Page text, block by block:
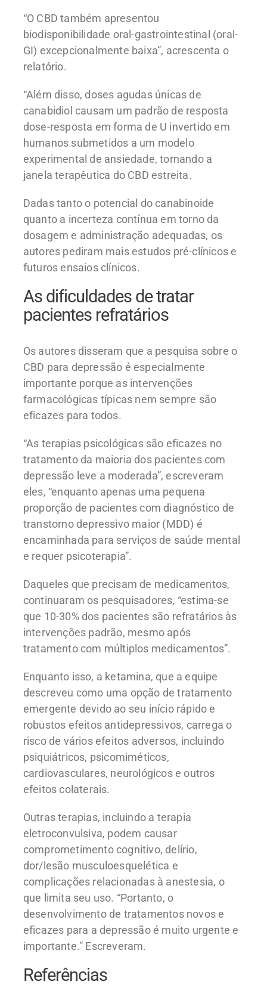
“O CBD também apresentou
biodisponibilidade oral-gastrointestinal (oral-
GI) excepcionalmente baixa”, acrescenta o
relatório.
“Além disso, doses agudas únicas de
canabidiol causam um padrão de resposta
dose-resposta em forma de U invertido em
humanos submetidos a um modelo
experimental de ansiedade, tornando a
janela terapêutica do CBD estreita.
Dadas tanto o potencial do canabinoide
quanto a incerteza contínua em torno da
dosagem e administração adequadas, os
autores pediram mais estudos pré-clínicos e
futuros ensaios clínicos.
As dificuldades de tratar
pacientes refratários
Os autores disseram que a pesquisa sobre o
CBD para depressão é especialmente
importante porque as intervenções
farmacológicas típicas nem sempre são
eficazes para todos.
“As terapias psicológicas são eficazes no
tratamento da maioria dos pacientes com
depressão leve a moderada”, escreveram
eles, “enquanto apenas uma pequena
proporção de pacientes com diagnóstico de
transtorno depressivo maior (MDD) é
encaminhada para serviços de saúde mental
e requer psicoterapia”.
Daqueles que precisam de medicamentos,
continuaram os pesquisadores, “estima-se
que 10-30% dos pacientes são refratários às
intervenções padrão, mesmo após
tratamento com múltiplos medicamentos”.
Enquanto isso, a ketamina, que a equipe
descreveu como uma opção de tratamento
emergente devido ao seu início rápido e
robustos efeitos antidepressivos, carrega o
risco de vários efeitos adversos, incluindo
psiquiátricos, psicomiméticos,
cardiovasculares, neurológicos e outros
efeitos colaterais.
Outras terapias, incluindo a terapia
eletroconvulsiva, podem causar
comprometimento cognitivo, delírio,
dor/lesão musculoesquelética e
complicações relacionadas à anestesia, o
que limita seu uso. “Portanto, o
desenvolvimento de tratamentos novos e
eficazes para a depressão é muito urgente e
importante.” Escreveram.
Referências